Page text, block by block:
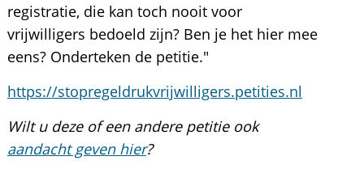
registratie, die kan toch nooit voor
vrijwilligers bedoeld zijn? Ben je het hier mee
eens? Onderteken de petitie."
https://stopregeldrukvrijwilligers.petities.nl
Wilt u deze of een andere petitie ook
aandacht geven hier?